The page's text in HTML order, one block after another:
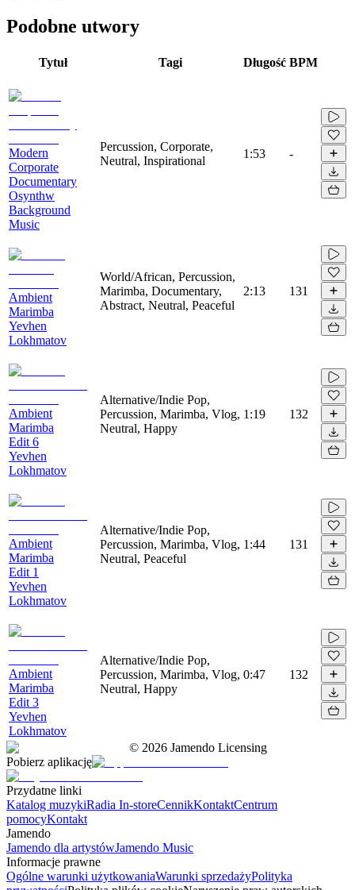
Podobne utwory
Tytuł Tagi Długość BPM
Modern
Corporate
Documentary
Osynthw
Background
Music
Percussion, Corporate,
Neutral, Inspirational
1:53 -
Ambient
Marimba
Yevhen
Lokhmatov
World/African, Percussion,
Marimba, Documentary,
Abstract, Neutral, Peaceful
2:13 131
Ambient
Marimba
Edit 6
Yevhen
Lokhmatov
Alternative/Indie Pop,
Percussion, Marimba, Vlog,
Neutral, Happy
1:19 132
Ambient
Marimba
Edit 1
Yevhen
Lokhmatov
Alternative/Indie Pop,
Percussion, Marimba, Vlog,
Neutral, Peaceful
1:44 131
Ambient
Marimba
Edit 3
Yevhen
Lokhmatov
Alternative/Indie Pop,
Percussion, Marimba, Vlog,
Neutral, Happy
0:47 132
© 2026 Jamendo Licensing
Pobierz aplikację
Przydatne linki
Katalog muzykiRadia In-storeCennikKontaktCentrum
pomocyKontakt
Jamendo
Jamendo dla artystówJamendo Music
Informacje prawne
Ogólne warunki użytkowaniaWarunki sprzedażyPolityka